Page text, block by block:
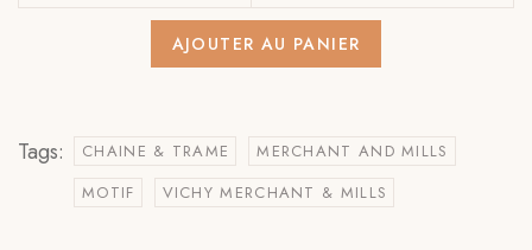
AJOUTER AU PANIER
Tags: CHAINE & TRAME
MERCHANT AND MILLS
MOTIF
VICHY MERCHANT & MILLS